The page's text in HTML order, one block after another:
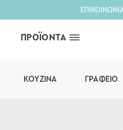
ΠΡΟΪΟΝΤΑ
ΚΟΥΖΊΝΑ ΓΡΑΦΕΊΟ